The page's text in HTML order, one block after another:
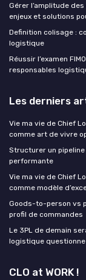
Gérer l’amplitude
enjeux et solutions
Definition colisage :
logistique
Réussir l’examen
responsables
Les derniers
Vie ma vie de Chief
comme art de vivre
Structurer un
performante
Vie ma vie de Chief
comme modèle
Goods-to-person vs
profil de commandes
Le 3PL de demain
logistique
CLO at WORK !